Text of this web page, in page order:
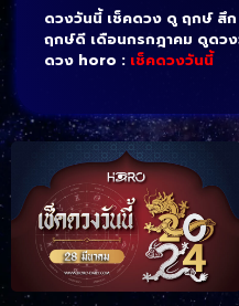
ดวงวันนี้ เช็คดวง ดู ฤกษ์ สึ
ฤกษ์ดี เดือนกรกฎาคม ดูดวง
ดวง horo : เช็คดวงวันนี้